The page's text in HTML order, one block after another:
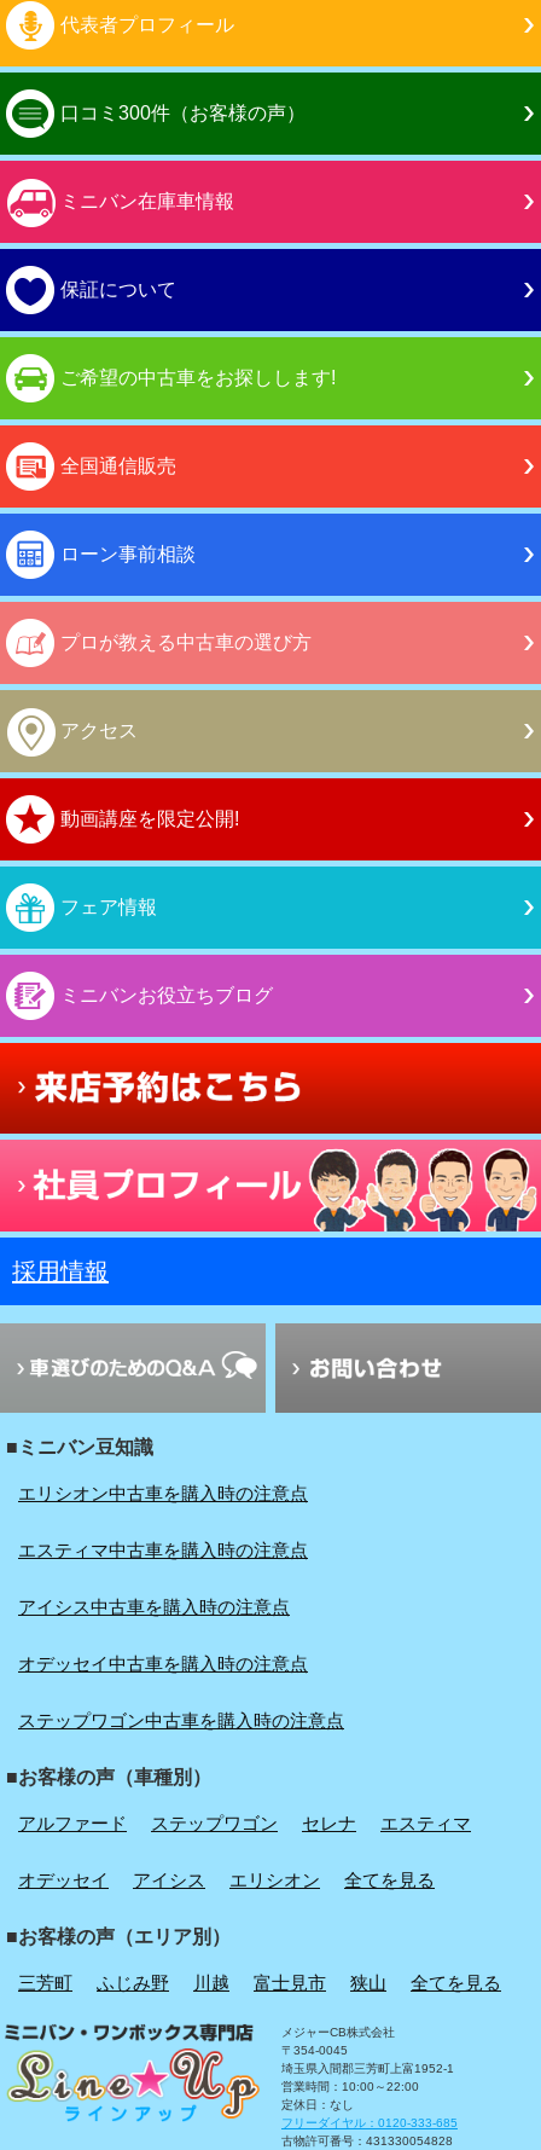
代表者プロフィール
口コミ300件（お客様の声）
ミニバン在庫車情報
保証について
ご希望の中古車をお探しします!
全国通信販売
ローン事前相談
プロが教える中古車の選び方
アクセス
動画講座を限定公開!
フェア情報
ミニバンお役立ちブログ
採用情報
■ミニバン豆知識
エリシオン中古車を購入時の注意点
エスティマ中古車を購入時の注意点
アイシス中古車を購入時の注意点
オデッセイ中古車を購入時の注意点
ステップワゴン中古車を購入時の注意点
■お客様の声（車種別）
アルファード ステップワゴン セレナ エスティマ
オデッセイ アイシス エリシオン 全てを見る
■お客様の声（エリア別）
三芳町 ふじみ野 川越 富士見市 狭山 全てを見る
メジャーCB株式会社
〒354-0045
埼玉県入間郡三芳町上富1952-1
営業時間：10:00～22:00
定休日：なし
フリーダイヤル：0120-333-685
古物許可番号：431330054828